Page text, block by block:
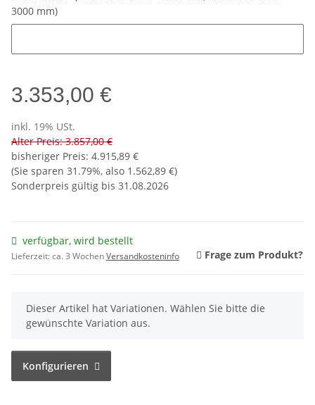
3000 mm)
3.353,00 €
inkl. 19% USt.
Alter Preis: 3.857,00 €
bisheriger Preis: 4.915,89 €
(Sie sparen 31.79%, also 1.562,89 €)
Sonderpreis gültig bis 31.08.2026
verfügbar, wird bestellt
Lieferzeit:ca. 3 WochenVersandkosteninfo Frage zum Produkt?
x
Dieser Artikel hat Variationen. Wählen Sie bitte die
gewünschte Variation aus.
Konfigurieren